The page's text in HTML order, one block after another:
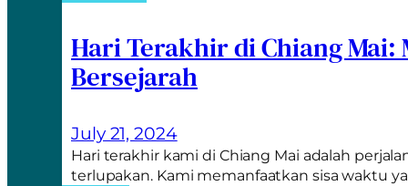
Hari Terakhir di Chiang Mai:
Bersejarah
July 21, 2024
Hari terakhir kami di Chiang Mai adalah
terlupakan. Kami memanfaatkan sisa waktu